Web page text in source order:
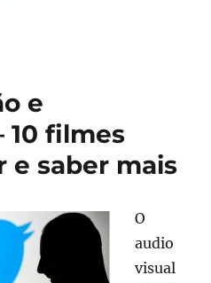
e
10 filmes
e saber mais
O
audio
visual